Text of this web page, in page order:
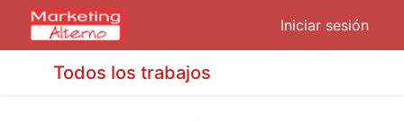
Iniciar sesión
Todos los trabajos